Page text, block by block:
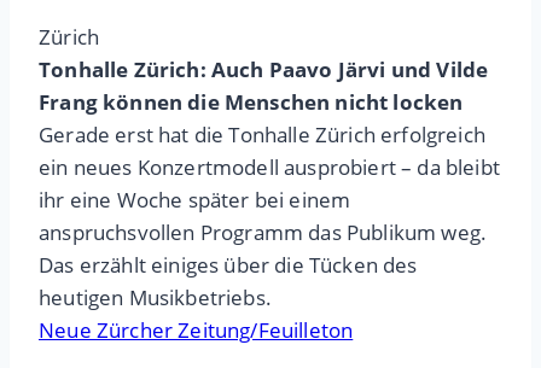
Zürich
Tonhalle Zürich: Auch Paavo Järvi und Vilde
Frang können die Menschen nicht locken
Gerade erst hat die Tonhalle Zürich erfolgreich
ein neues Konzertmodell ausprobiert – da bleibt
ihr eine Woche später bei einem
anspruchsvollen Programm das Publikum weg.
Das erzählt einiges über die Tücken des
heutigen Musikbetriebs.
Neue Zürcher Zeitung/Feuilleton